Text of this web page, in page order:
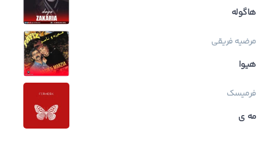
هاگوله
مرضیه فریقی
هیوا
فرمیسک
مه ی